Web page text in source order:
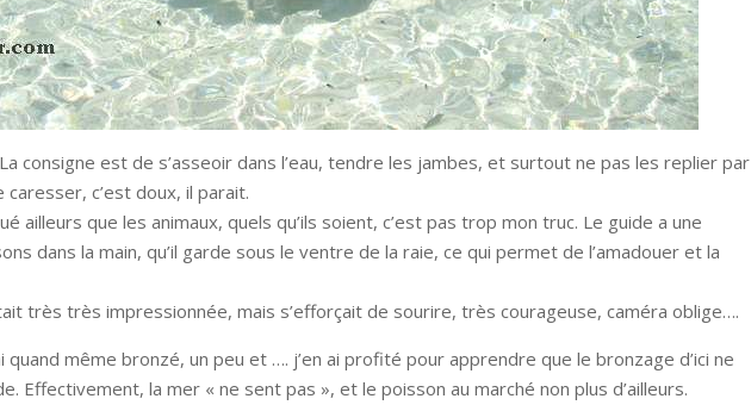
consigne est de s’asseoir dans l’eau, tendre les jambes, et surtout ne pas les replier par
caresser, c’est doux, il parait.
ailleurs que les animaux, quels qu’ils soient, c’est pas trop mon truc. Le guide a une
dans la main, qu’il garde sous le ventre de la raie, ce qui permet de l’amadouer et la
très très impressionnée, mais s’efforçait de sourire, très courageuse, caméra oblige….
quand même bronzé, un peu et …. j’en ai profité pour apprendre que le bronzage d’ici ne
Effectivement, la mer « ne sent pas », et le poisson au marché non plus d’ailleurs.